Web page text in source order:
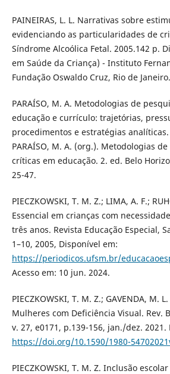
PAINEIRAS, L. L. Narrativas sobre
evidenciando as particularidades de
Síndrome Alcoólica Fetal. 2005.142 p.
em Saúde da Criança) - Instituto
Fundação Oswaldo Cruz, Rio de
PARAÍSO, M. A. Metodologias de
educação e currículo: trajetórias,
procedimentos e estratégias analíticas.
PARAÍSO, M. A. (org.). Metodologias
críticas em educação. 2. ed. Belo
25-47.
PIECZKOWSKI, T. M. Z.; LIMA, A. F.;
Essencial em crianças com
três anos. Revista Educação Especial,
1–10, 2005, Disponível em:
https://periodicos.ufsm.br/
Acesso em: 10 jun. 2024.
PIECZKOWSKI, T. M. Z.; GAVENDA, M.
Mulheres com Deficiência Visual. Rev.
v. 27, e0171, p.139-156, jan./dez. 2021.
https://doi.org/10.1590/1980-
PIECZKOWSKI, T. M. Z. Inclusão